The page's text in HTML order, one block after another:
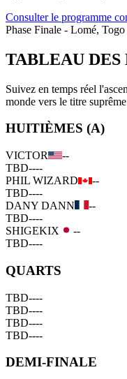
Consulter le programme
Phase Finale - Lomé, Togo
TABLEAU DES
Suivez en temps réel
monde vers le titre
HUITIÈMES (A)
VICTOR
--
TBD----
PHIL WIZARD
--
TBD----
DANY DANN
--
TBD----
SHIGEKIX
--
TBD----
QUARTS
TBD----
TBD----
TBD----
TBD----
DEMI-FINALE